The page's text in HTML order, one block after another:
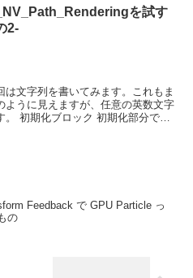
を試す
2-
文字列を書いてみます。これもま
ように見えますが、任意の英数文字
。 初期化ブロック 初期化部分で
Feedback で GPU Particle っ
の